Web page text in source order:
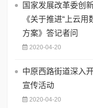
国家发展改革委创
《关于推进“上云
方案》答记者问
2020-04-20
中原西路街道深入
宣传活动
2020-04-20